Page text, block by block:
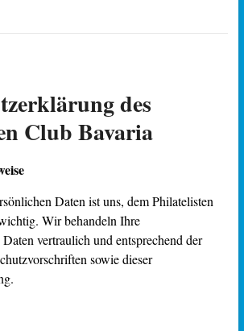
des
Club Bavaria
Daten ist uns, dem Philatelisten
Wir behandeln Ihre
vertraulich und entsprechend der
sowie dieser